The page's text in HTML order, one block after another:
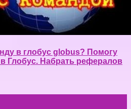
в глобус globus? Помогу
Глобус. Набрать рефералов